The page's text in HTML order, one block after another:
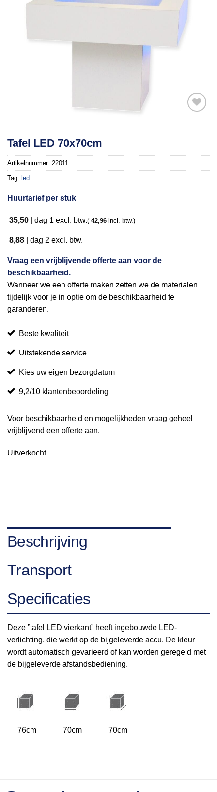
verlanglijst
Tafel LED 70x70cm
Artikelnummer: 22011
Tag: led
Huurtarief per stuk
35,50 dag 1 excl. btw.( 42,96 incl. btw.)
8,88 dag 2 excl. btw.
Vraag een vrijblijvende offerte aan voor de
beschikbaarheid.
Wanneer we een offerte maken zetten we de materialen
tijdelijk voor je in optie om de beschikbaarheid te
garanderen.
Beste kwaliteit
Uitstekende service
Kies uw eigen bezorgdatum
9,2/10 klantenbeoordeling
Voor beschikbaarheid en mogelijkheden vraag geheel
vrijblijvend een offerte aan.
Uitverkocht
Beschrijving
Transport
Specificaties
Deze ”tafel LED vierkant” heeft ingebouwde LED-
verlichting, die werkt op de bijgeleverde accu. De kleur
wordt automatisch gevarieerd of kan worden geregeld met
de bijgeleverde afstandsbediening.
76cm 70cm 70cm